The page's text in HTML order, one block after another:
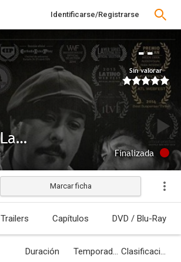
Identificarse/Registrarse
--
Sin valorar
La grieta
Finalizada
Marcar ficha
Trailers Capítulos DVD / Blu-Ray
Duración Temporadas Clasificación por edades